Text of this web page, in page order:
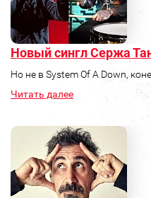
Новый сингл Сержа
Но не в System Of A Down,
Читать далее